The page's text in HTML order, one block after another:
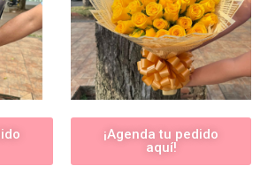
¡Agenda tu pedido
aquí!